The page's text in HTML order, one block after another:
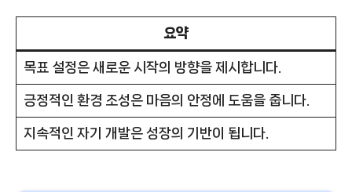
요약
목표 설정은 새로운 시작의 방향을 제시합니다.
긍정적인 환경 조성은 마음의 안정에 도움을 줍니다.
지속적인 자기 개발은 성장의 기반이 됩니다.